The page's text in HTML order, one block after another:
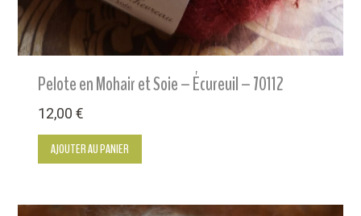
Pelote en Mohair et Soie – Écureuil – 70112
12,00€
AJOUTER AU PANIER